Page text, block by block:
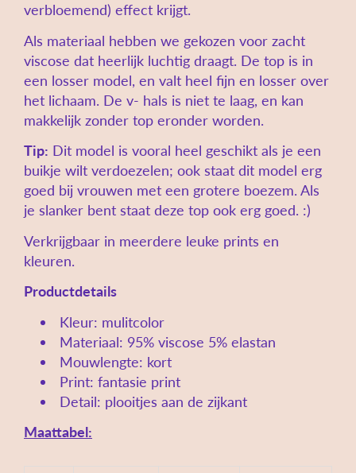
verbloemend) effect krijgt.
Als materiaal hebben we gekozen voor zacht
viscose dat heerlijk luchtig draagt. De top is in
een losser model, en valt heel fijn en losser over
het lichaam. De v- hals is niet te laag, en kan
makkelijk zonder top eronder worden.
Tip: Dit model is vooral heel geschikt als je een
buikje wilt verdoezelen; ook staat dit model erg
goed bij vrouwen met een grotere boezem. Als
je slanker bent staat deze top ook erg goed. :)
Verkrijgbaar in meerdere leuke prints en
kleuren.
Productdetails
Kleur: mulitcolor
Materiaal: 95% viscose 5% elastan
Mouwlengte: kort
Print: fantasie print
Detail: plooitjes aan de zijkant
Maattabel: